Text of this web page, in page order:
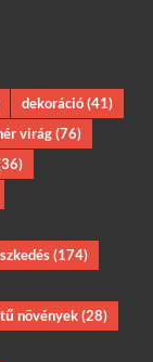
dekoráció(41)
virág(76)
(174)
növények(28)